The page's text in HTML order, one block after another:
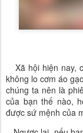
không lo cơm áo
chúng ta nên là
của bạn thế nào,
được sứ mệnh của